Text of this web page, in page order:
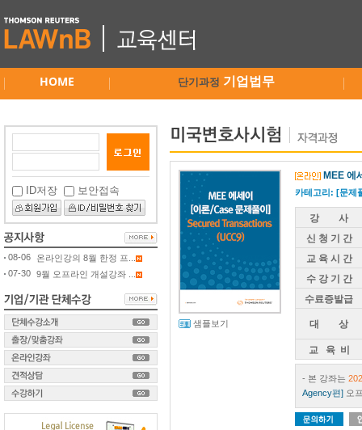
HOME 단기과정 기업법무
ID저장 보안접속
08-06
온라인강의 8월 한정 프...
07-30 9월 오프라인 개설강좌 ...
샘플보기
MEE 에
카테고리: [문제
강 사
신 청 기 간
교 육 시 간
수 강 기 간
수료증발급
대 상
교 육 비
- 본 강좌는
Agency편] 오